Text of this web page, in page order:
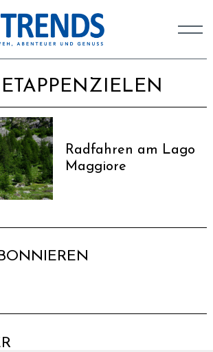
ETAPPENZIELEN
Radfahren am Lago
Maggiore